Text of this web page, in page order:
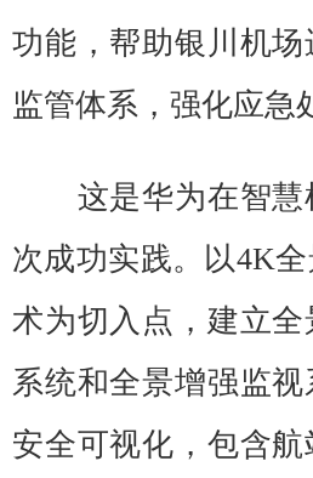
功能，帮助银川机
监管体系，强化应急
这是华为在智慧
次成功实践。以4K
术为切入点，建立全
系统和全景增强监
安全可视化，包含航